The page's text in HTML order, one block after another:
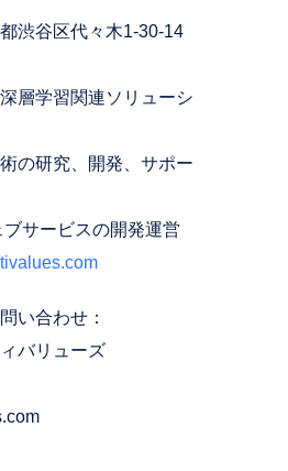
渋谷区代々木1-30-14
層学習関連ソリューシ
の研究、開発、サポー
ブサービスの開発運営
い合わせ：
バリューズ